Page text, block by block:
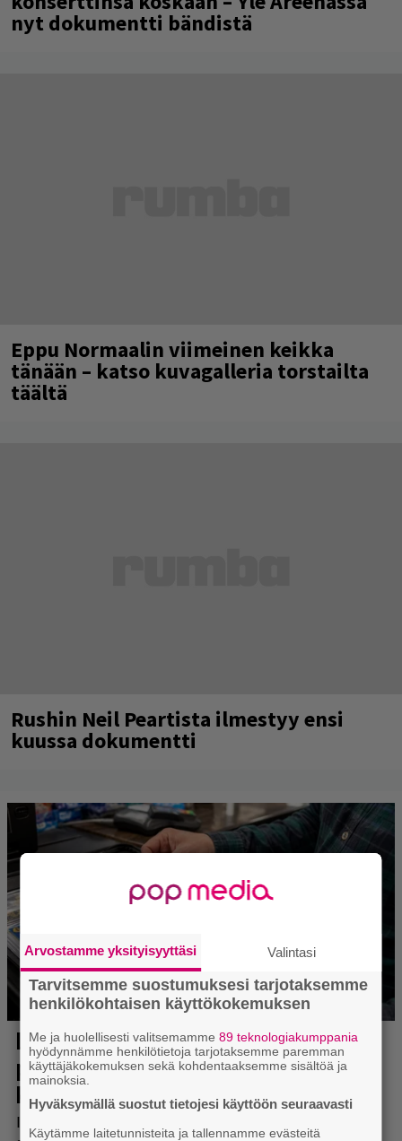
Eppu Normaali soitti viimeisen
konserttinsa koskaan – Yle Areenassa
Eppu Normaalin viimeinen keikka
tänään – katso kuvagalleria torstailta
Rushin Neil Peartista ilmestyy ensi
Arvostamme yksityisyyttäsi Valintasi
Tarvitsemme suostumuksesi tarjotaksemme
henkilökohtaisen käyttökokemuksen
Me ja huolellisesti valitsemamme89 teknologiakumppania
hyödynnämme henkilötietoja tarjotaksemme paremman
käyttäjäkokemuksen sekä kohdentaaksemme sisältöä ja
mainoksia.
Hyväksymällä suostut tietojesi käyttöön seuraavasti
Käytämme laitetunnisteita ja tallennamme evästeitä